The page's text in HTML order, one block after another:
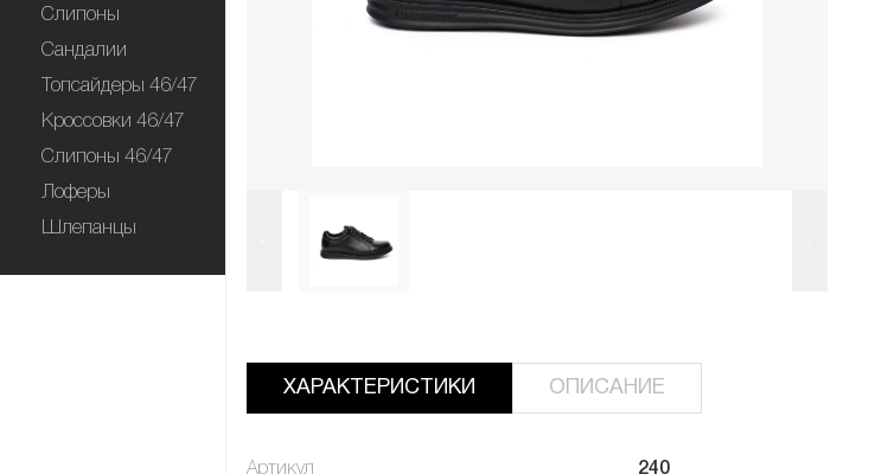
Слипоны
Сандалии
Топсайдеры 46/47
Кроссовки 46/47
Слипоны 46/47
Лоферы
Шлепанцы
ХАРАКТЕРИСТИКИ ОПИСАНИЕ
Артикул 240